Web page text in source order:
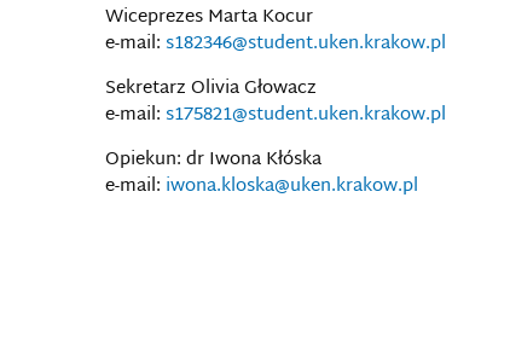
Wiceprezes Marta Kocur
e-mail: s182346@student.uken.krakow.pl
Sekretarz Olivia Głowacz
e-mail: s175821@student.uken.krakow.pl
Opiekun: dr Iwona Kłóska
e-mail: iwona.kloska@uken.krakow.pl